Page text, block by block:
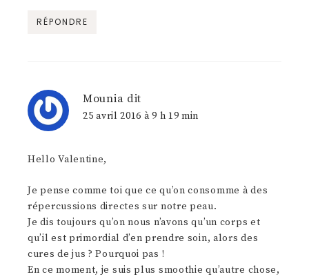
RÉPONDRE
Mounia dit
25 avril 2016 à 9 h 19 min
Hello Valentine,
Je pense comme toi que ce qu’on consomme à des
répercussions directes sur notre peau.
Je dis toujours qu’on nous n’avons qu’un corps et
qu’il est primordial d’en prendre soin, alors des
cures de jus ? Pourquoi pas !
En ce moment, je suis plus smoothie qu’autre chose,